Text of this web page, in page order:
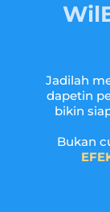
Jadilah
dapetin
bikin
Bukan